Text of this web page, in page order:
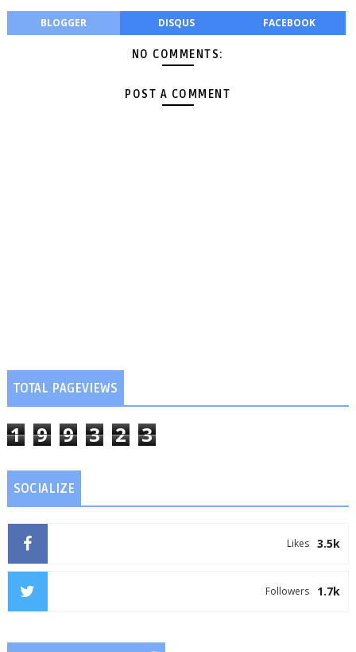
BLOGGER DISQUS FACEBOOK
NO COMMENTS:
POST A COMMENT
TOTAL PAGEVIEWS
1 9 9 3 2 3
SOCIALIZE
3.5k
Likes
1.7k
Followers